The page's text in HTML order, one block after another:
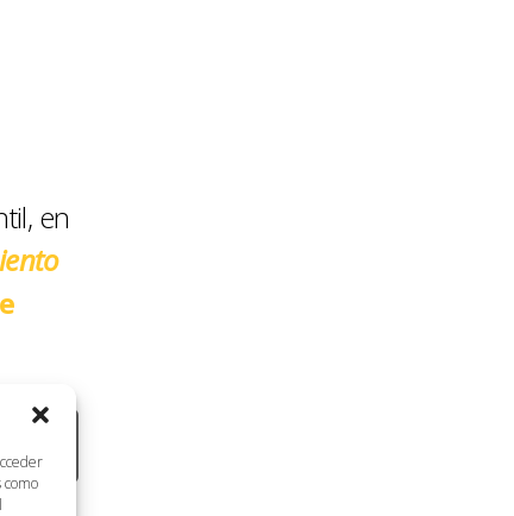
como
en